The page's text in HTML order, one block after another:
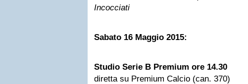
Incocciati
Sabato 16 Maggio 2015:
Studio Serie B Premium ore 14.30
diretta su Premium Calcio (can. 370)